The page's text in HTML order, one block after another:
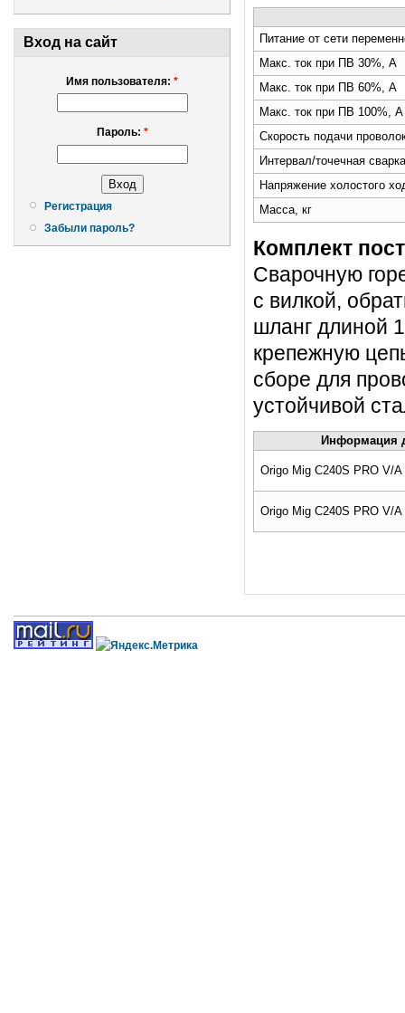
Вход на сайт
Имя пользователя: *
Пароль: *
Регистрация
Забыли пароль?
Питание от сети
Макс. ток при ПВ 30%, А
Макс. ток при ПВ 60%, А
Макс. ток при ПВ 100%, А
Скорость подачи
Интервал/точечная сварка
Напряжение холостого
Масса, кг
Комплект
Сварочную
с вилкой,
шланг длиной
крепежную
сборе для
устойчивой
Информация
Origo Mig C240S PRO V/A
Origo Mig C240S PRO V/A